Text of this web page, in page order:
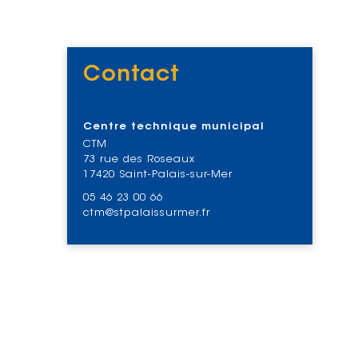
Contact
Centre technique municipal
CTM
73 rue des Roseaux
17420 Saint-Palais-sur-Mer
05 46 23 00 66
ctm@stpalaissurmer.fr